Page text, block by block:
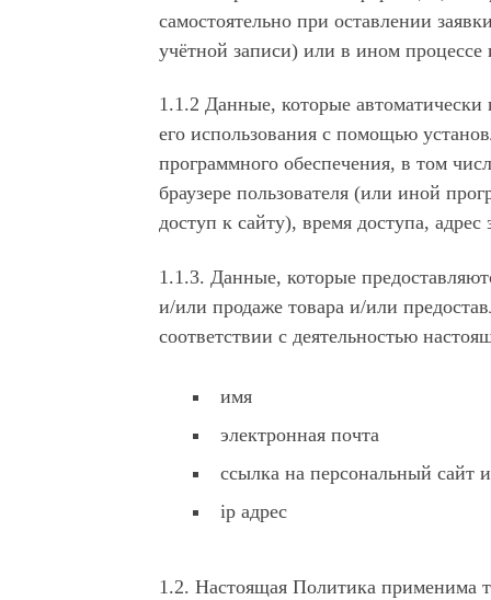
самостоятельно при оставлении
учётной записи) или в ином процессе
1.1.2 Данные, которые
его использования с помощью
программного обеспечения, в том
браузере пользователя (или иной
доступ к сайту), время доступа,
1.1.3. Данные, которые
и/или продаже товара и/или
соответствии с деятельностью
имя
электронная почта
ссылка на персональный сайт
ip адрес
1.2. Настоящая Политика применима